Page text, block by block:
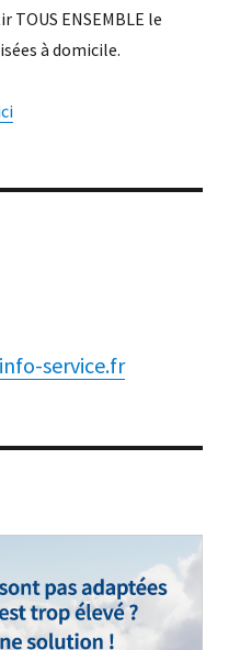
ENSEMBLE le
à domicile.
service.fr